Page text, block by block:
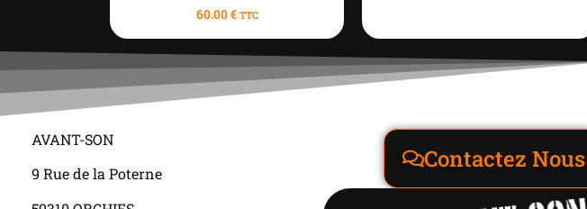
60.00€ TTC
AVANT-SON
9 Rue de la Poterne
Contactez Nous